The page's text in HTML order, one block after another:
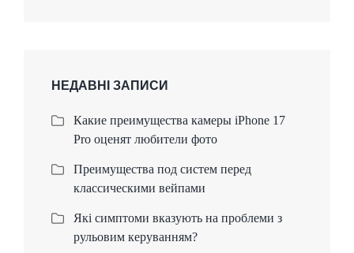
НЕДАВНІ ЗАПИСИ
Какие преимущества камеры iPhone 17
Pro оценят любители фото
Преимущества под систем перед
классическими вейпами
Які симптоми вказують на проблеми з
рульовим керуванням?